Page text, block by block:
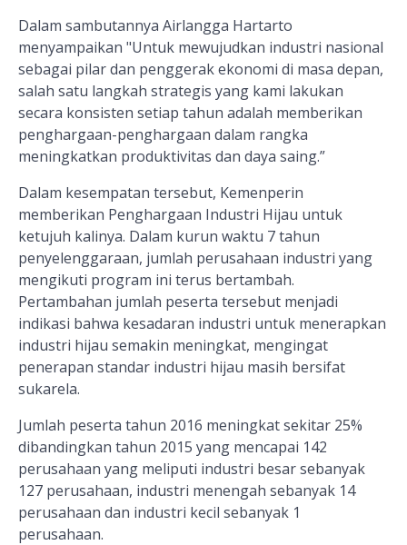
Dalam sambutannya Airlangga Hartarto
menyampaikan "Untuk mewujudkan industri nasional
sebagai pilar dan penggerak ekonomi di masa depan,
salah satu langkah strategis yang kami lakukan
secara konsisten setiap tahun adalah memberikan
penghargaan-penghargaan dalam rangka
meningkatkan produktivitas dan daya saing.”
Dalam kesempatan tersebut, Kemenperin
memberikan Penghargaan Industri Hijau untuk
ketujuh kalinya. Dalam kurun waktu 7 tahun
penyelenggaraan, jumlah perusahaan industri yang
mengikuti program ini terus bertambah.
Pertambahan jumlah peserta tersebut menjadi
indikasi bahwa kesadaran industri untuk menerapkan
industri hijau semakin meningkat, mengingat
penerapan standar industri hijau masih bersifat
sukarela.
Jumlah peserta tahun 2016 meningkat sekitar 25%
dibandingkan tahun 2015 yang mencapai 142
perusahaan yang meliputi industri besar sebanyak
127 perusahaan, industri menengah sebanyak 14
perusahaan dan industri kecil sebanyak 1
perusahaan.